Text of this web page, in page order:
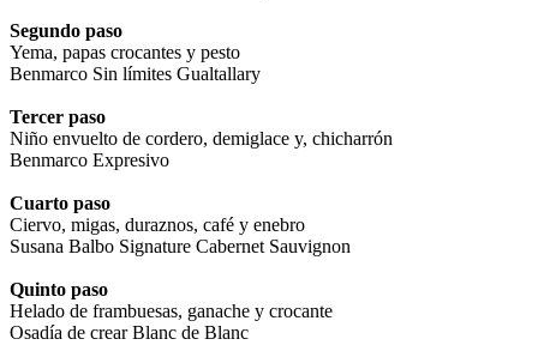
Segundo paso
Yema, papas crocantes y pesto
Benmarco Sin límites Gualtallary
Tercer paso
Niño envuelto de cordero, demiglace y, chicharrón
Benmarco Expresivo
Cuarto paso
Ciervo, migas, duraznos, café y enebro
Susana Balbo Signature Cabernet Sauvignon
Quinto paso
Helado de frambuesas, ganache y crocante
Osadía de crear Blanc de Blanc